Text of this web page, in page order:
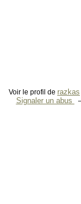
Voir le profil de razkas
Signaler un abus